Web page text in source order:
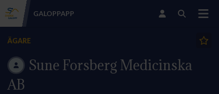
GALOPPAPP
ÄGARE
Sune Forsberg Medicinska
AB